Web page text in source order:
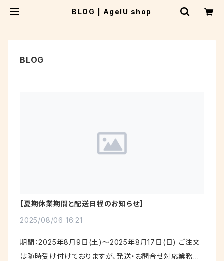
BLOG | AgelÜ shop
【夏期休業期間と配送日程のお知らせ】
2025/08/06 16:21
期間：2025年8月9日(土)～2025年8月17日(日) ご注文
は随時受け付けておりますが、発送・お問合せ対応業務を